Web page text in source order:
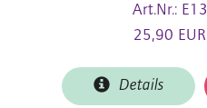
Art.Nr.: E13
25,90 EUR
Details